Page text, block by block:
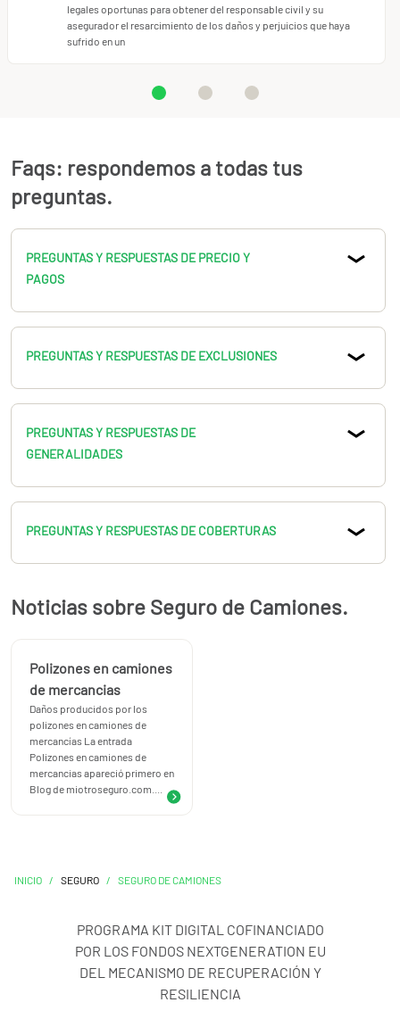
legales oportunas para obtener del responsable civil y su
asegurador el resarcimiento de los daños y perjuicios que haya
sufrido en un
Noticias sobre Seguro de Camiones.
Polizones en camiones
de mercancias
Daños producidos por los
polizones en camiones de
mercancías La entrada
Polizones en camiones de
mercancias apareció primero en
Blog de miotroseguro.com....
Faqs: respondemos a todas tus
preguntas.
PREGUNTAS Y RESPUESTAS DE PRECIO Y
PAGOS
PREGUNTAS Y RESPUESTAS DE EXCLUSIONES
PREGUNTAS Y RESPUESTAS DE
GENERALIDADES
PREGUNTAS Y RESPUESTAS DE COBERTURAS
INICIO / SEGURO / SEGURO DE CAMIONES
PROGRAMA KIT DIGITAL COFINANCIADO
POR LOS FONDOS NEXTGENERATION EU
DEL MECANISMO DE RECUPERACIÓN Y
RESILIENCIA